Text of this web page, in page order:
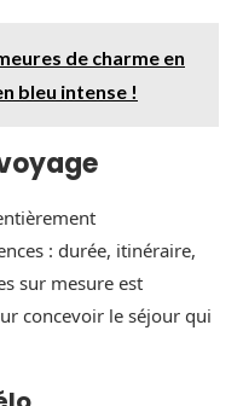
de charme en
bleu intense !
: durée, itinéraire,
sur mesure est
concevoir le séjour qui